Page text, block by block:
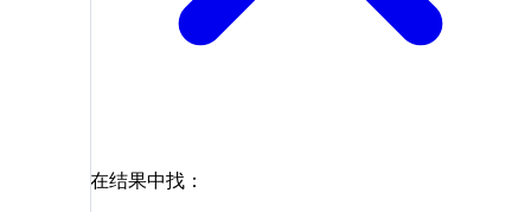
在结果中找：